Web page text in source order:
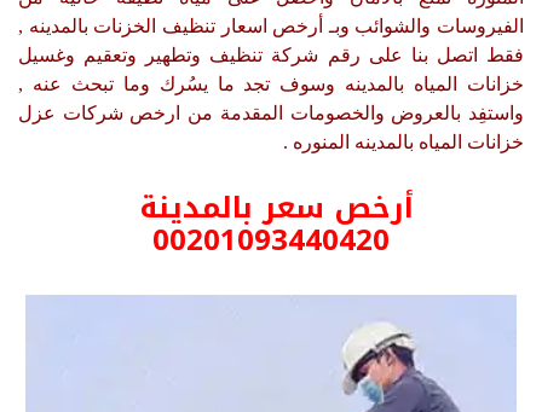
الفيروسات والشوائب وبـ أرخص اسعار تنظيف الخزنات بالمدينه ,
فقط اتصل بنا على رقم شركة تنظيف وتطهير وتعقيم وغسيل
خزانات المياه بالمدينه وسوف تجد ما يسُرك وما تبحث عنه ,
واستفِد بالعروض والخصومات المقدمة من ارخص شركات عزل
خزانات المياه بالمدينه المنوره .
أرخص سعر بالمدينة
00201093440420